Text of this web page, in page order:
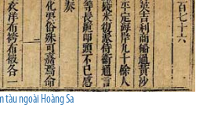
tàu ngoài Hoàng Sa